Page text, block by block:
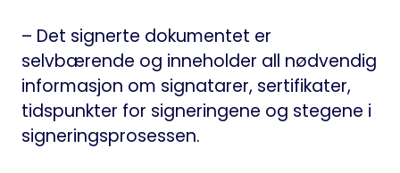
– Det signerte dokumentet er
selvbærende og inneholder all nødvendig
informasjon om signatarer, sertifikater,
tidspunkter for signeringene og stegene i
signeringsprosessen.